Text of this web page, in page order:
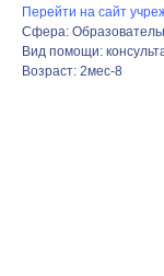
Перейти на сайт
Сфера:
Вид помощи:
Возраст: 2мес-8